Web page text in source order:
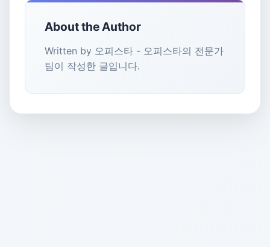
About the Author
Written by 오피스타 - 오피스타의 전문가
팀이 작성한 글입니다.